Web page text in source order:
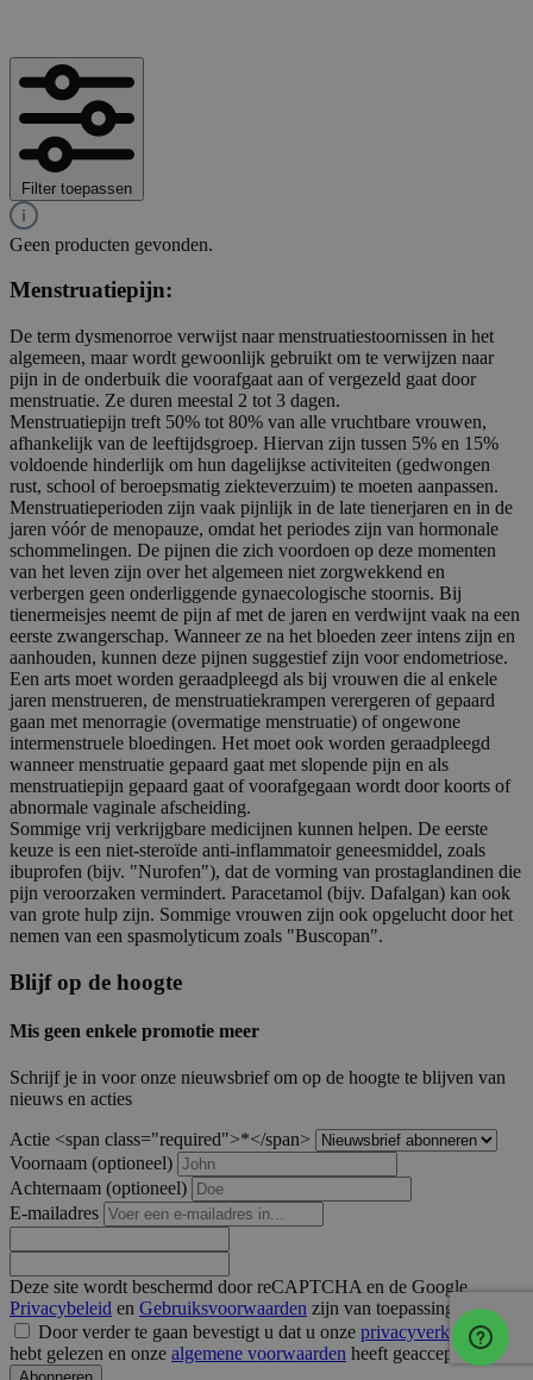
Filter toepassen
Geen producten gevonden.
Menstruatiepijn:
De term dysmenorroe verwijst naar menstruatiestoornissen in het
algemeen, maar wordt gewoonlijk gebruikt om te verwijzen naar
pijn in de onderbuik die voorafgaat aan of vergezeld gaat door
menstruatie. Ze duren meestal 2 tot 3 dagen.
Menstruatiepijn treft 50% tot 80% van alle vruchtbare vrouwen,
afhankelijk van de leeftijdsgroep. Hiervan zijn tussen 5% en 15%
voldoende hinderlijk om hun dagelijkse activiteiten (gedwongen
rust, school of beroepsmatig ziekteverzuim) te moeten aanpassen.
Menstruatieperioden zijn vaak pijnlijk in de late tienerjaren en in de
jaren vóór de menopauze, omdat het periodes zijn van hormonale
schommelingen. De pijnen die zich voordoen op deze momenten
van het leven zijn over het algemeen niet zorgwekkend en
verbergen geen onderliggende gynaecologische stoornis. Bij
tienermeisjes neemt de pijn af met de jaren en verdwijnt vaak na een
eerste zwangerschap. Wanneer ze na het bloeden zeer intens zijn en
aanhouden, kunnen deze pijnen suggestief zijn voor endometriose.
Een arts moet worden geraadpleegd als bij vrouwen die al enkele
jaren menstrueren, de menstruatiekrampen verergeren of gepaard
gaan met menorragie (overmatige menstruatie) of ongewone
intermenstruele bloedingen. Het moet ook worden geraadpleegd
wanneer menstruatie gepaard gaat met slopende pijn en als
menstruatiepijn gepaard gaat of voorafgegaan wordt door koorts of
abnormale vaginale afscheiding.
Sommige vrij verkrijgbare medicijnen kunnen helpen. De eerste
keuze is een niet-steroïde anti-inflammatoir geneesmiddel, zoals
ibuprofen (bijv. "Nurofen"), dat de vorming van prostaglandinen die
pijn veroorzaken vermindert. Paracetamol (bijv. Dafalgan) kan ook
van grote hulp zijn. Sommige vrouwen zijn ook opgelucht door het
nemen van een spasmolyticum zoals "Buscopan".
Blijf op de hoogte
Mis geen enkele promotie meer
Schrijf je in voor onze nieuwsbrief om op de hoogte te blijven van
nieuws en acties
Actie <span class="required">*</span>
Voornaam (optioneel)
Achternaam (optioneel)
E-mailadres
Deze site wordt beschermd door reCAPTCHA en de Google
Privacybeleid en Gebruiksvoorwaarden zijn van toepassing.
Door verder te gaan bevestigt u dat u onze privacyverklaring
hebt gelezen en onze algemene voorwaarden heeft geaccepteerd.